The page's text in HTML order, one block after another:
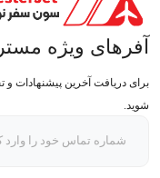
آفرهای ویژه
برای دریافت آخرین پیشنهادات
شوید.